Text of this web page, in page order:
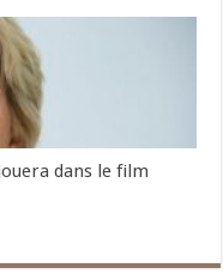
dans le film